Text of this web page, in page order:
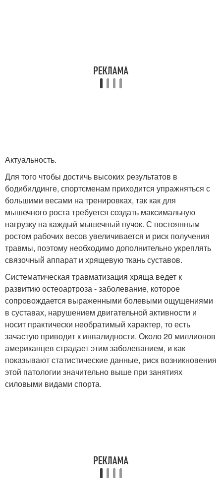
Актуальность.
Для того чтобы достичь высоких результатов в
бодибилдинге, спортсменам приходится упражняться с
большими весами на тренировках, так как для
мышечного роста требуется создать максимальную
нагрузку на каждый мышечный пучок. С постоянным
ростом рабочих весов увеличивается и риск получения
травмы, поэтому необходимо дополнительно укреплять
связочный аппарат и хрящевую ткань суставов.
Систематическая травматизация хряща ведет к
развитию остеоартроза - заболевание, которое
сопровождается выраженными болевыми ощущениями
в суставах, нарушением двигательной активности и
носит практически необратимый характер, то есть
зачастую приводит к инвалидности. Около 20 миллионов
американцев страдает этим заболеванием, и как
показывают статистические данные, риск возникновения
этой патологии значительно выше при занятиях
силовыми видами спорта.